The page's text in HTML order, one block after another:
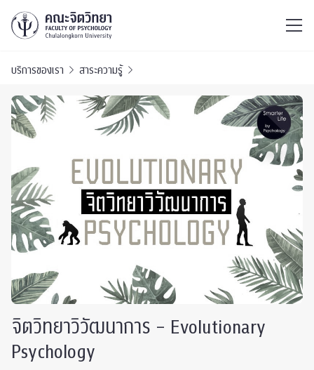
บริการของเรา สาระความรู้
จิตวิทยาวิวัฒนาการ – Evolutionary
Psychology